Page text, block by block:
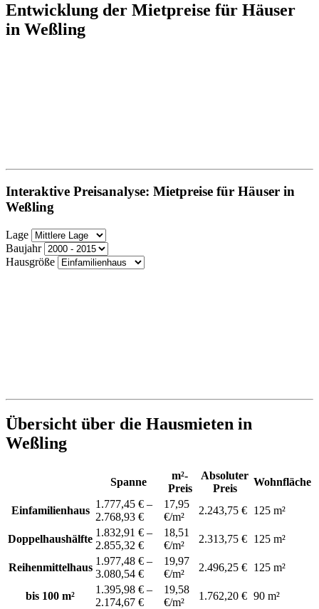
Entwicklung der Mietpreise für Häuser
in Weßling
Interaktive Preisanalyse: Mietpreise für Häuser in
Weßling
Lage
Baujahr
Hausgröße
Übersicht über die Hausmieten in
Weßling
Spanne
m²-
Preis
Absoluter
Preis
Wohnfläche
Einfamilienhaus
1.777,45 € –
2.768,93 €
17,95
€/m²
2.243,75 € 125 m²
Doppelhaushälfte
1.832,91 € –
2.855,32 €
18,51
€/m²
2.313,75 € 125 m²
Reihenmittelhaus
1.977,48 € –
3.080,54 €
19,97
€/m²
2.496,25 € 125 m²
bis 100 m²
1.395,98 € –
2.174,67 €
19,58
€/m²
1.762,20 € 90 m²